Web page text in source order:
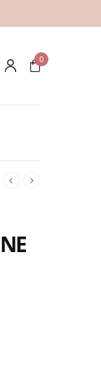
0